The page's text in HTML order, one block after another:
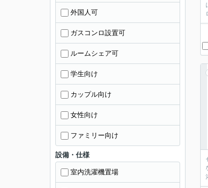
外国人可
ガスコンロ設置可
ルームシェア可
学生向け
カップル向け
女性向け
ファミリー向け
設備・仕様
室内洗濯機置場